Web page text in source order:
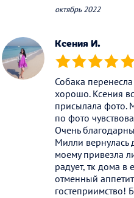
октябрь 2022
Ксения И.
(*) (*) (*) (*) (*)
Собака
хорошо. Ксения
присылала фото.
по фото
Очень
Милли вернулась
моему привезла
радует, тк дома в
отменный
гостеприимство!